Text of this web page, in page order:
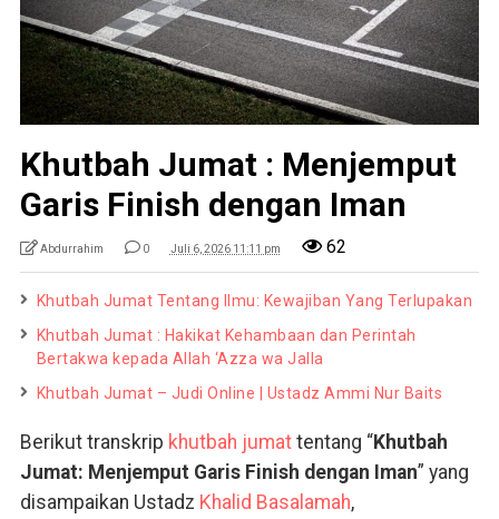
Khutbah Jumat : Menjemput
Garis Finish dengan Iman
Abdurrahim 0 Juli 6, 2026 11:11 pm 62
Khutbah Jumat Tentang Ilmu: Kewajiban Yang Terlupakan
Khutbah Jumat : Hakikat Kehambaan dan Perintah
Bertakwa kepada Allah ‘Azza wa Jalla
Khutbah Jumat – Judi Online | Ustadz Ammi Nur Baits
Berikut transkrip khutbah jumattentang “Khutbah
Jumat: Menjemput Garis Finish dengan Iman” yang
disampaikan Ustadz Khalid Basalamah,